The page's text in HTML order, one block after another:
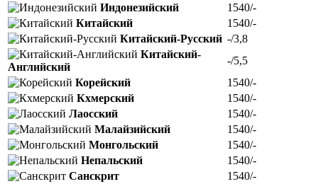
Индонезийский
1540/-
Китайский
1540/-
Китайский-Русский -/3,8
Китайский-
Английский
-/5,5
Корейский
1540/-
Кхмерский
1540/-
Лаосский
1540/-
Малайзийский
1540/-
Монгольский
1540/-
Непальский
1540/-
Санскрит
1540/-